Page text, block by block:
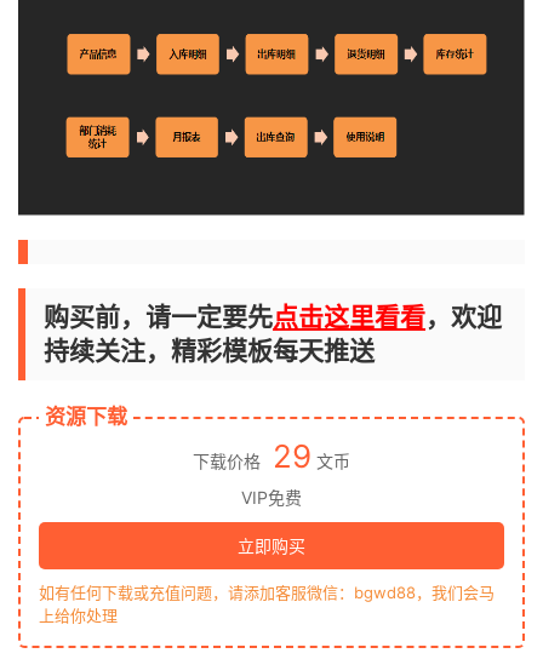
购买前，请一定要先点击这里看看，欢迎
持续关注，精彩模板每天推送
资源下载
下载价格 29 文币
VIP免费
立即购买
如有任何下载或充值问题，请添加客服微信：bgwd88，我们会马
上给你处理